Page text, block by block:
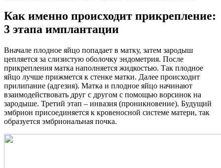
Как именно происходит прикрепление:
3 этапа имплантации
Вначале плодное яйцо попадает в матку, затем зародыш
цепляется за слизистую оболочку эндометрия. После
прикрепления матка наполняется жидкостью. Так плодное
яйцо лучше прижмется к стенке матки. Далее происходит
прилипание (адгезия). Матка и плодное яйцо начинают
взаимодействовать друг с другом с помощью ворсинок на
зародыше. Третий этап – инвазия (проникновение). Будущий
эмбрион присоединяется к кровеносной системе матери, так
образуется эмбриональная почка.